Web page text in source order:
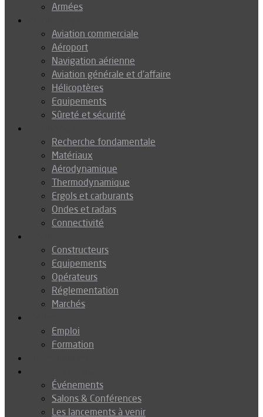
Armées
Aviation commerciale
Aéroport
Navigation aérienne
Aviation générale et d’affaire
Hélicoptères
Equipements
Sûreté et sécurité
Recherche fondamentale
Matériaux
Aérodynamique
Thermodynamique
Ergols et carburants
Ondes et radars
Connectivité
Constructeurs
Equipements
Opérateurs
Réglementation
Marchés
Emploi
Formation
Événements
Salons & Conférences
Les lancements à venir